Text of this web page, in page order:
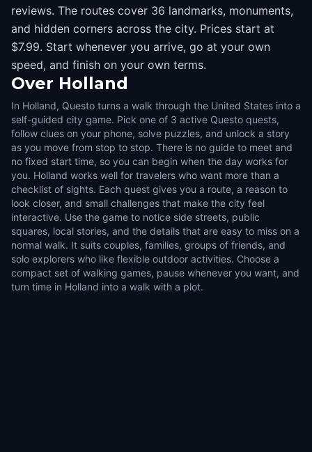
reviews. The routes cover 36 landmarks, monuments,
and hidden corners across the city. Prices start at
$7.99. Start whenever you arrive, go at your own
speed, and finish on your own terms.
Over Holland
In Holland, Questo turns a walk through the United States into a
self-guided city game. Pick one of 3 active Questo quests,
follow clues on your phone, solve puzzles, and unlock a story
as you move from stop to stop. There is no guide to meet and
no fixed start time, so you can begin when the day works for
you. Holland works well for travelers who want more than a
checklist of sights. Each quest gives you a route, a reason to
look closer, and small challenges that make the city feel
interactive. Use the game to notice side streets, public
squares, local stories, and the details that are easy to miss on a
normal walk. It suits couples, families, groups of friends, and
solo explorers who like flexible outdoor activities. Choose a
compact set of walking games, pause whenever you want, and
turn time in Holland into a walk with a plot.